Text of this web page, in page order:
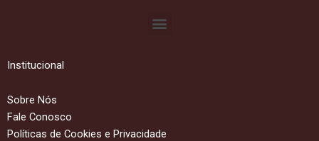
Menu
Institucional
Sobre Nós
Fale Conosco
Políticas de Cookies e Privacidade